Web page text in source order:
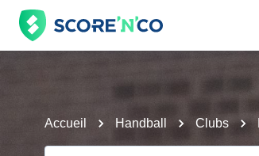
Accueil Handball Clubs